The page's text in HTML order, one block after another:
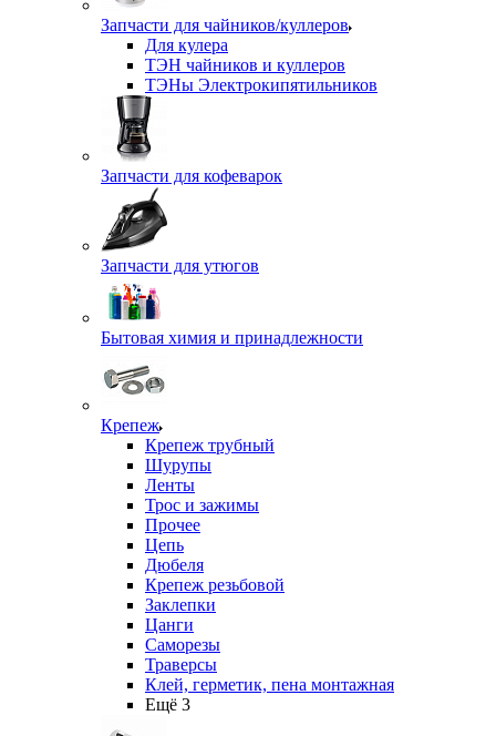
Запчасти для чайников/куллеров
Для кулера
ТЭН чайников и куллеров
ТЭНы Электрокипятильников
Запчасти для кофеварок
Запчасти для утюгов
Бытовая химия и принадлежности
Крепеж
Крепеж трубный
Шурупы
Ленты
Трос и зажимы
Прочее
Цепь
Дюбеля
Крепеж резьбовой
Заклепки
Цанги
Саморезы
Траверсы
Клей, герметик, пена монтажная
Ещё 3